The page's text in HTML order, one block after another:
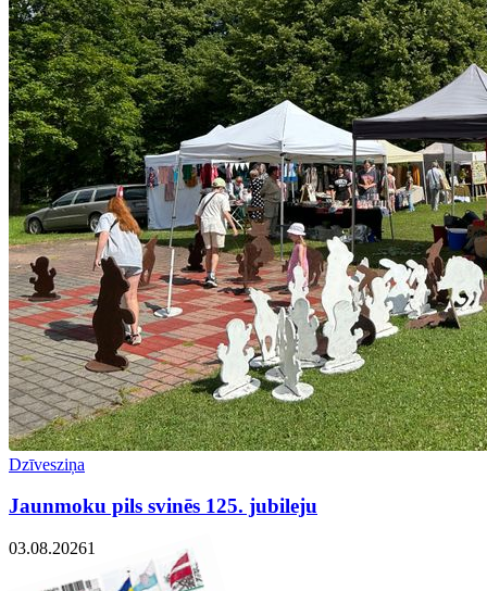
Dzīvesziņa
Jaunmoku pils svinēs 125. jubileju
03.08.20261